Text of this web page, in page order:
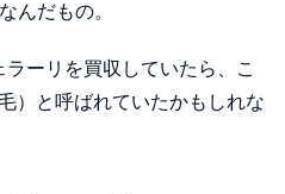
んだもの。
ーリを買収していたら、こ
）と呼ばれていたかもしれな